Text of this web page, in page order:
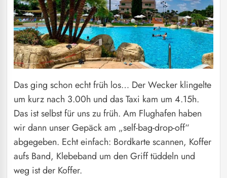
Das ging schon echt früh los… Der Wecker klingelte
um kurz nach 3.00h und das Taxi kam um 4.15h.
Das ist selbst für uns zu früh. Am Flughafen haben
wir dann unser Gepäck am „self-bag-drop-off“
abgegeben. Echt einfach: Bordkarte scannen, Koffer
aufs Band, Klebeband um den Griff tüddeln und
weg ist der Koffer.